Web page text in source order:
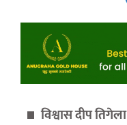
विश्वास दीप तिगेला